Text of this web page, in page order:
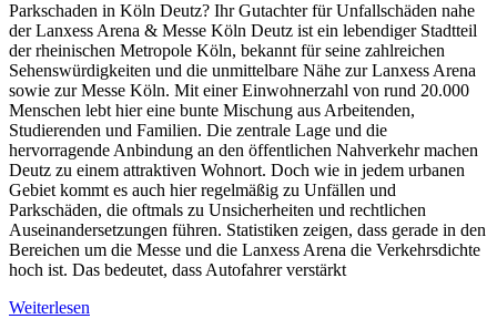
Parkschaden in Köln Deutz? Ihr Gutachter für Unfallschäden nahe
der Lanxess Arena & Messe Köln Deutz ist ein lebendiger Stadtteil
der rheinischen Metropole Köln, bekannt für seine zahlreichen
Sehenswürdigkeiten und die unmittelbare Nähe zur Lanxess Arena
sowie zur Messe Köln. Mit einer Einwohnerzahl von rund 20.000
Menschen lebt hier eine bunte Mischung aus Arbeitenden,
Studierenden und Familien. Die zentrale Lage und die
hervorragende Anbindung an den öffentlichen Nahverkehr machen
Deutz zu einem attraktiven Wohnort. Doch wie in jedem urbanen
Gebiet kommt es auch hier regelmäßig zu Unfällen und
Parkschäden, die oftmals zu Unsicherheiten und rechtlichen
Auseinandersetzungen führen. Statistiken zeigen, dass gerade in den
Bereichen um die Messe und die Lanxess Arena die Verkehrsdichte
hoch ist. Das bedeutet, dass Autofahrer verstärkt
Weiterlesen